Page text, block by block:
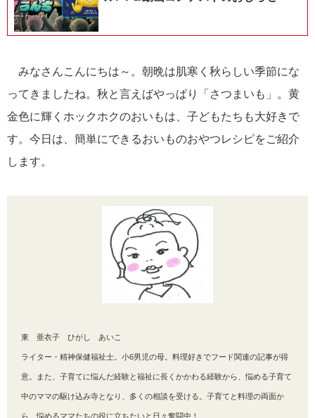
みなさんこんにちは～。朝晩は肌寒く秋らしい季節にな
ってきましたね。秋と言えばやっぱり「さつまいも」。黄
金色に輝くホックホクのおいもは、子どもたちも大好きで
す。今日は、簡単にできるおいものおやつレシピをご紹介
します。
東 亜衣子 ひがし あいこ
ライター・精神保健福祉士。小6男児の母。料理好きでフード関連の記事が得
意。また、子育てに悩んだ経験と福祉に長くかかわる経験から、悩める子育て
中のママの駆け込み寺となり、多くの相談を受ける。子育てと料理の両面か
ら、悩めるママたちの役に立ちたいと日々奮闘中！